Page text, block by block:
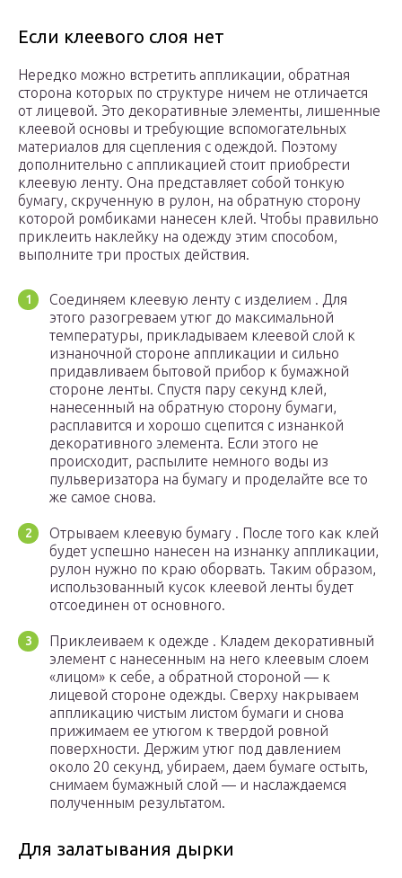
Если клеевого слоя нет
Нередко можно встретить аппликации, обратная
сторона которых по структуре ничем не отличается
от лицевой. Это декоративные элементы, лишенные
клеевой основы и требующие вспомогательных
материалов для сцепления с одеждой. Поэтому
дополнительно с аппликацией стоит приобрести
клеевую ленту. Она представляет собой тонкую
бумагу, скрученную в рулон, на обратную сторону
которой ромбиками нанесен клей. Чтобы правильно
приклеить наклейку на одежду этим способом,
выполните три простых действия.
Соединяем клеевую ленту с изделием . Для
этого разогреваем утюг до максимальной
температуры, прикладываем клеевой слой к
изнаночной стороне аппликации и сильно
придавливаем бытовой прибор к бумажной
стороне ленты. Спустя пару секунд клей,
нанесенный на обратную сторону бумаги,
расплавится и хорошо сцепится с изнанкой
декоративного элемента. Если этого не
происходит, распылите немного воды из
пульверизатора на бумагу и проделайте все то
же самое снова.
Отрываем клеевую бумагу . После того как клей
будет успешно нанесен на изнанку аппликации,
рулон нужно по краю оборвать. Таким образом,
использованный кусок клеевой ленты будет
отсоединен от основного.
Приклеиваем к одежде . Кладем декоративный
элемент с нанесенным на него клеевым слоем
«лицом» к себе, а обратной стороной — к
лицевой стороне одежды. Сверху накрываем
аппликацию чистым листом бумаги и снова
прижимаем ее утюгом к твердой ровной
поверхности. Держим утюг под давлением
около 20 секунд, убираем, даем бумаге остыть,
снимаем бумажный слой — и наслаждаемся
полученным результатом.
Для залатывания дырки